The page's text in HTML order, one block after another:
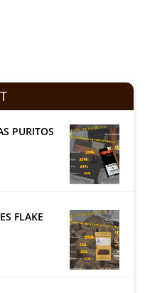
PURITOS
FLAKE